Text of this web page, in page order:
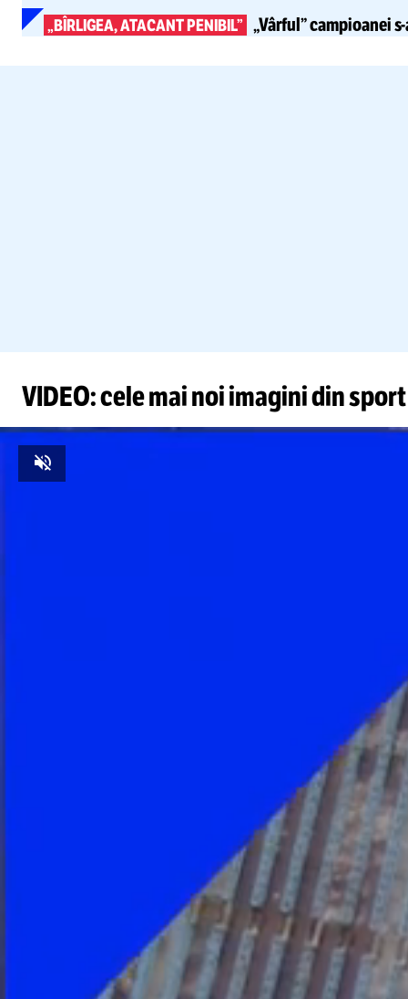
„BÎRLIGEA, ATACANT PENIBIL” „Vârful” campioanei
VIDEO: cele mai noi imagini din sport
Unmute